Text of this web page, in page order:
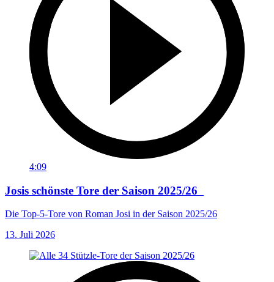
4:09
Josis schönste Tore der Saison 2025/26
Die Top-5-Tore von Roman Josi in der Saison 2025/26
13. Juli 2026